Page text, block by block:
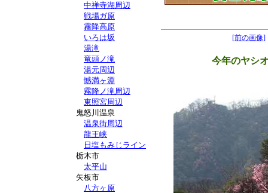
中禅寺湖周辺
戦場ガ原
霧降高原
いろは坂
湯滝
竜頭ノ滝
湯元周辺
憾満ヶ淵
霧降ノ滝周辺
東照宮周辺
鬼怒川温泉
温泉街周辺
龍王峡
日塩もみじライン
栃木市
太平山
矢板市
八方ヶ原
[前の画像]
今年のヤシ